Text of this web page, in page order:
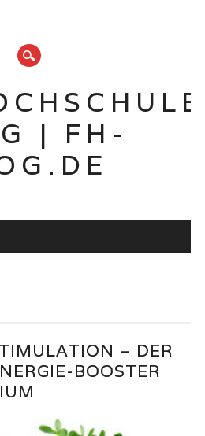
| FH-
– DER
BOOSTER